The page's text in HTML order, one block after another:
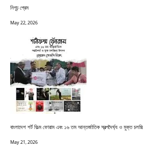
নিগূঢ় প্রেম
May 22, 2026
বাংলাদেশ শর্ট ফিল্ম ফোরাম এবং ১৬ তম আন্তর্জাতিক স্বল্পদৈর্ঘ্য ও মুক্ত
May 21, 2026